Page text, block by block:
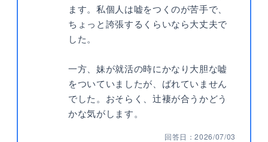
ます。私個人は嘘をつくのが苦手で、
ちょっと誇張するくらいなら大丈夫で
した。
一方、妹が就活の時にかなり大胆な嘘
をついていましたが、ばれていません
でした。おそらく、辻褄が合うかどう
かな気がします。
回答日：2026/07/03